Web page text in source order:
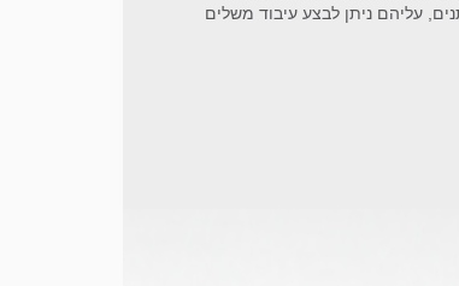
עליהם ניתן לבצע עיבוד משלים